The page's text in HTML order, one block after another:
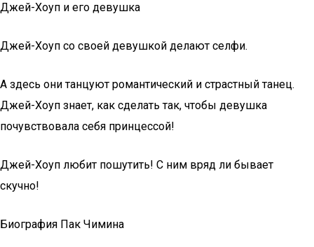
Джей-Хоуп и его девушка
Джей-Хоуп со своей девушкой делают селфи.
А здесь они танцуют романтический и страстный танец.
Джей-Хоуп знает, как сделать так, чтобы девушка
почувствовала себя принцессой!
Джей-Хоуп любит пошутить! С ним вряд ли бывает
скучно!
Биография Пак Чимина